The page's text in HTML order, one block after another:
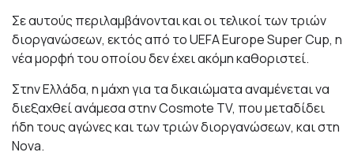
Σε αυτούς περιλαμβάνονται και οι τελικοί των τριών
διοργανώσεων, εκτός από το UEFA Europe Super Cup, η
νέα μορφή του οποίου δεν έχει ακόμη καθοριστεί.
Στην Ελλάδα, η μάχη για τα δικαιώματα αναμένεται να
διεξαχθεί ανάμεσα στην Cosmote TV, που μεταδίδει
ήδη τους αγώνες και των τριών διοργανώσεων, και στη
Nova.